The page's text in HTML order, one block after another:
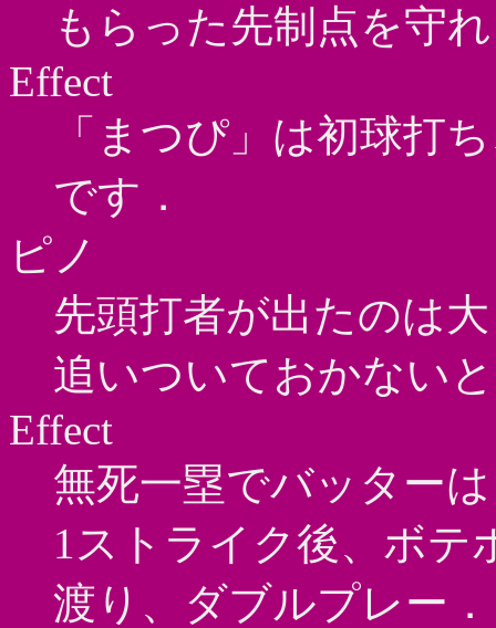
もらった先制点を守
Effect
「まつぴ」は初球打
です．
ピノ
先頭打者が出たのは
追いついておかない
Effect
無死一塁でバッター
1ストライク後、ボテ
渡り、ダブルプレー．